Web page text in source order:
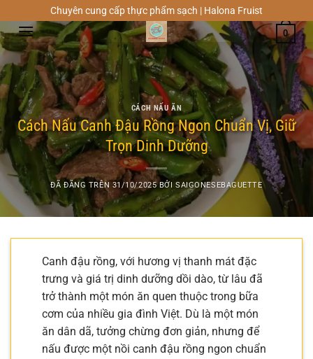
đến
nội
dung
Chuyên cung cấp thực phẩm sạch | Halona Fruist
0
CÁCH NẤU ĂN
Cách Nấu Canh Đậu Rồng Ngon Chuẩn Vị, Giữ
Trọn Dinh Dưỡng
ĐÃ ĐĂNG TRÊN 31/10/2025 BỞISAIGONESEBAGUETTE
Canh đậu rồng, với hương vị thanh mát đặc
trưng và giá trị dinh dưỡng dồi dào, từ lâu đã
trở thành một món ăn quen thuộc trong bữa
cơm của nhiều gia đình Việt. Dù là một món
ăn dân dã, tưởng chừng đơn giản, nhưng để
nấu được một nồi canh đậu rồng ngon chuẩn